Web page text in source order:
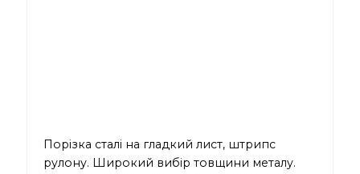
Порізка сталі на гладкий лист, штрипс
рулону. Широкий вибір товщини металу.